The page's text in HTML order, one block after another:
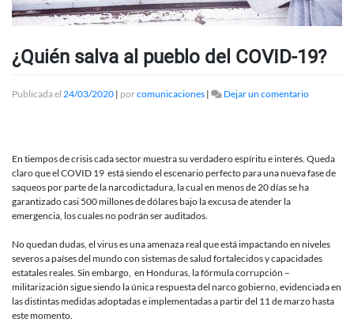
¿Quién salva al pueblo del COVID-19?
Publicada el 24/03/2020 | porcomunicaciones | Dejar un comentarioen
del
COVID-
19?
En tiempos de crisis cada sector muestra su verdadero espíritu e interés. Queda
claro que el COVID 19 está siendo el escenario perfecto para una nueva fase de
saqueos por parte de la narcodictadura, la cual en menos de 20 días se ha
garantizado casi 500 millones de dólares bajo la excusa de atender la
emergencia, los cuales no podrán ser auditados.
No quedan dudas, el virus es una amenaza real que está impactando en niveles
severos a países del mundo con sistemas de salud fortalecidos y capacidades
estatales reales. Sin embargo, en Honduras, la fórmula corrupción –
militarización sigue siendo la única respuesta del narco gobierno, evidenciada en
las distintas medidas adoptadas e implementadas a partir del 11 de marzo hasta
este momento.